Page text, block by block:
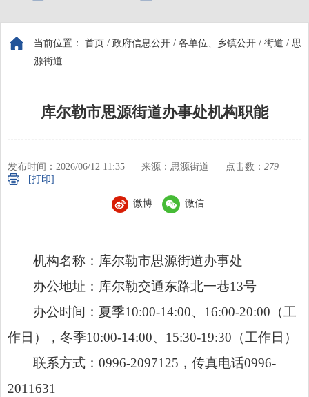
当前位置： 首页 / 政府信息公开 / 各单位、乡镇公开 / 街道 / 思
源街道
库尔勒市思源街道办事处机构职能
发布时间：2026/06/12 11:35 来源：思源街道 点击数： 279
[打印]
微博 微信
机构名称：库尔勒市思源街道办事处
办公地址：库尔勒交通东路北一巷13号
办公时间：夏季10:00-14:00、16:00-20:00（工
作日），冬季10:00-14:00、15:30-19:30（工作日）
联系方式：0996-2097125，传真电话0996-
2011631